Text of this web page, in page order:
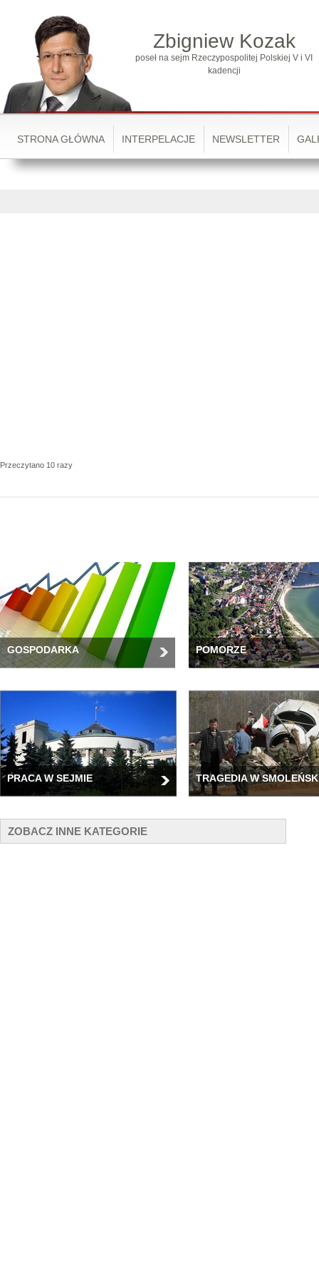
Zbigniew Kozak
poseł na sejm Rzeczypospolitej Polskiej V i VI
kadencji
STRONA GŁÓWNA INTERPELACJE NEWSLETTER
Przeczytano 10 razy
GOSPODARKA POMORZE
PRACA W SEJMIE TRAGEDIA W
ZOBACZ INNE KATEGORIE